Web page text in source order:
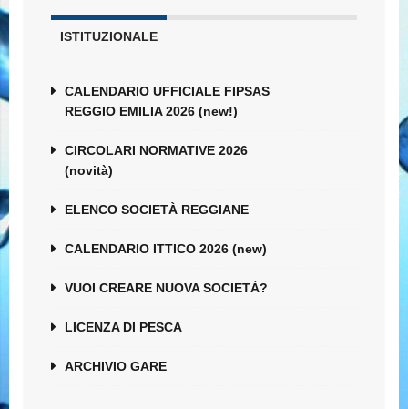
ISTITUZIONALE
CALENDARIO UFFICIALE FIPSAS
REGGIO EMILIA 2026 (new!)
CIRCOLARI NORMATIVE 2026
(novità)
ELENCO SOCIETÀ REGGIANE
CALENDARIO ITTICO 2026 (new)
VUOI CREARE NUOVA SOCIETÀ?
LICENZA DI PESCA
ARCHIVIO GARE